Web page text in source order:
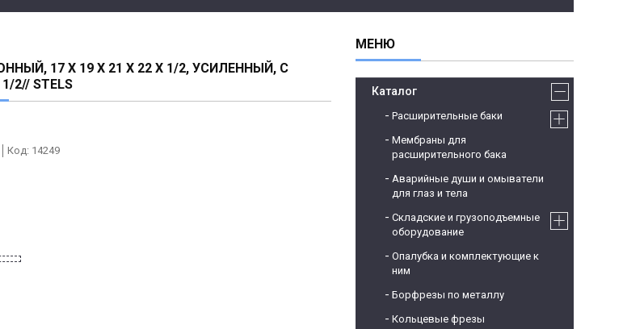
17 Х 19 Х 21 Х 22 Х 1/2, УСИЛЕННЫЙ, С
2// STELS
Код: 14249
Каталог
Расширительные баки
Мембраны для
расширительного бака
Аварийные души и омыватели
для глаз и тела
Складские и грузоподъемные
оборудование
Опалубка и комплектующие к
ним
Борфрезы по металлу
Кольцевые фрезы